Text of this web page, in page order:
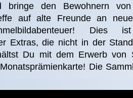
bringe den Bewohnern
auf alte Freunde an
Dies
Extras, die nicht in der
Du mit dem Erwerb von
Die